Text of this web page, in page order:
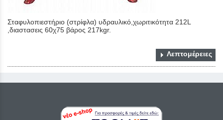
Σταφυλοπιεστήριο (στρίφλα) υδραυλικό,χωριτικότητα 212L
,διαστασεις 60χ75 βάρος 217kgr.
Λεπτομέρειες